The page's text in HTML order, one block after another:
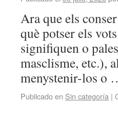
Ara que els
què potser els
signifiquen o
masclisme, etc.),
menystenir-los o
Publicado en Sin categoría |